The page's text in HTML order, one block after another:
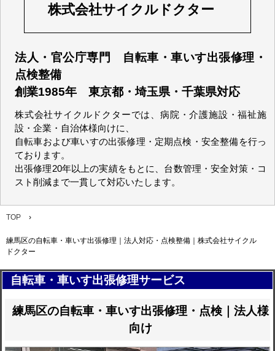
株式会社サイクルドクター
法人・官公庁専門 自転車・車いす出張修理・
点検整備
創業1985年 東京都・埼玉県・千葉県対応
株式会社サイクルドクターでは、病院・介護施設・福祉施
設・企業・自治体様向けに、
自転車および車いすの出張修理・定期点検・安全整備を行っ
ております。
出張修理20年以上の実績をもとに、台数管理・安全対策・コ
スト削減まで一貫して対応いたします。
TOP ›
練馬区の自転車・車いす出張修理｜法人対応・点検整備｜株式会社サイクル
ドクター
自転車・車いす出張修理サービス
練馬区の自転車・車いす出張修理・点検｜法人様
向け